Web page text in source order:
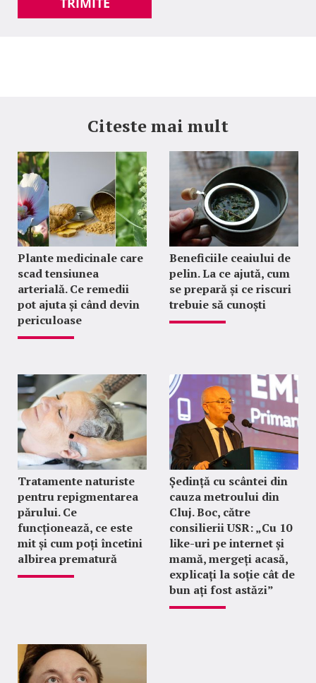
Citeste mai mult
Plante medicinale care
scad tensiunea
arterială. Ce remedii
pot ajuta și când devin
periculoase
Beneficiile ceaiului de
pelin. La ce ajută, cum
se prepară și ce riscuri
trebuie să cunoști
Tratamente naturiste
pentru repigmentarea
părului. Ce
funcționează, ce este
mit și cum poți încetini
albirea prematură
Ședință cu scântei din
cauza metroului din
Cluj. Boc, către
consilierii USR: „Cu 10
like-uri pe internet și
mamă, mergeți acasă,
explicați la soție cât de
bun ați fost astăzi”